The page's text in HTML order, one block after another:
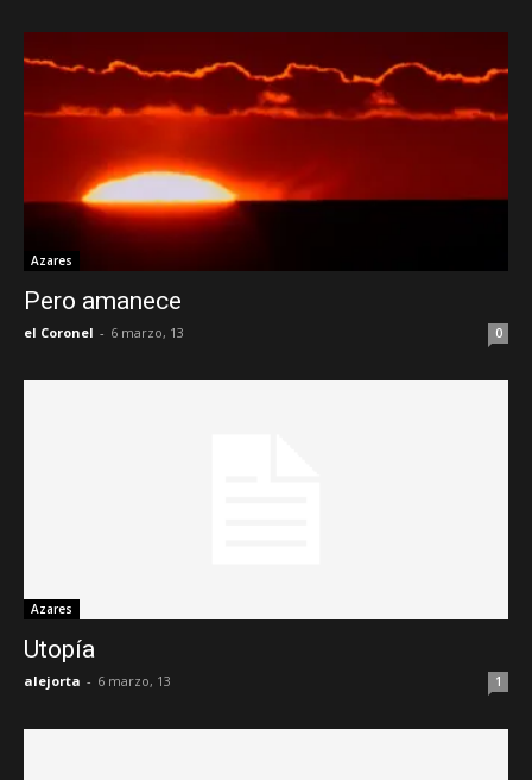
Azares
Pero amanece
el Coronel - 6 marzo, 13 0
Azares
Utopía
alejorta - 6 marzo, 13 1